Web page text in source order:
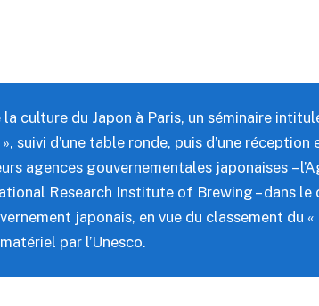
culture du Japon à Paris, un séminaire
suivi d’une table ronde, puis d’une
agences gouvernementales japonaises –
Research Institute of Brewing – dans le
japonais, en vue du classement du
par l’Unesco.